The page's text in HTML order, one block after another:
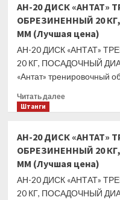
ДИСК
«АНТАТ»
КГ,
ПОСАДОЧНЫЙ
ММ
цена)
АН-20 ДИСК «АНТАТ»
ОБРЕЗИНЕННЫЙ 20
ММ (Лучшая цена)
АН-20 ДИСК «АНТАТ»
20 КГ, ПОСАДОЧНЫЙ
«Антат» тренировочный
Читать далееПрочитать
ДИСК
«АНТАТ»
Штанги
АН-20 ДИСК «АНТАТ»
ОБРЕЗИНЕННЫЙ 20
ММ (Лучшая цена)
АН-20 ДИСК «АНТАТ»
20 КГ, ПОСАДОЧНЫЙ